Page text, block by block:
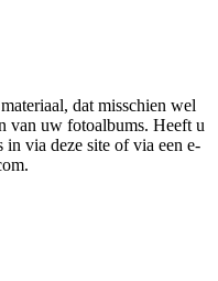
dat misschien wel
van uw fotoalbums. Heeft u
in via deze site of via een e-